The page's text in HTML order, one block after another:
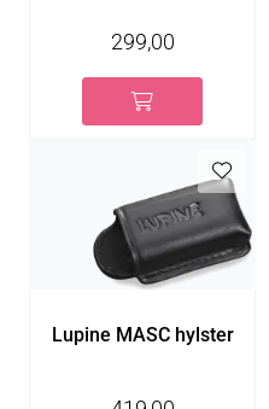
299,00
Lupine MASC hylster